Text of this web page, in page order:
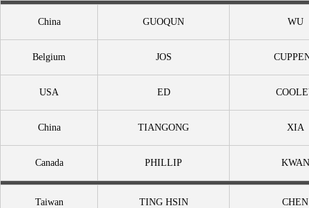
China GUOQUN WU
Belgium JOS
USA ED
China TIANGONG XIA
Canada PHILLIP KWAN
Taiwan TING HSIN CHEN